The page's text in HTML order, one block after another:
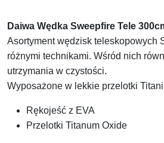
Daiwa Wędka Sweepfire Tele
Asortyment wędzisk teleskopowych
różnymi technikami. Wśród nich
utrzymania w czystości.
Wyposażone w lekkie przelotki
Rękojeść z EVA
Przelotki Titanum Oxide